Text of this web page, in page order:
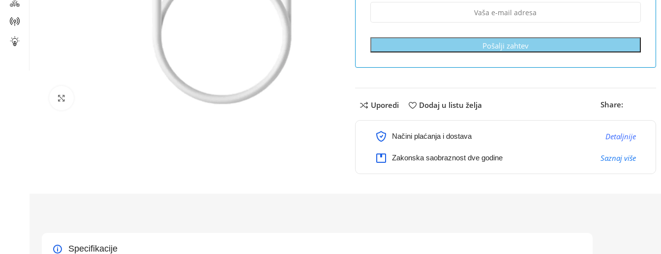
Pošalji zahtev
Uporedi Dodaj u listu želja Share:
Načini plaćanja i dostava Detaljnije
Zakonska saobraznost dve godine Saznaj više
Specifikacije